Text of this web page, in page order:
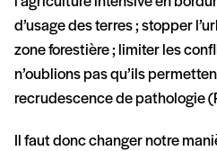
d’usage des terres ; stopper
zone forestière ; limiter les
n’oublions pas qu’ils
recrudescence de pathologie
Il faut donc changer notre